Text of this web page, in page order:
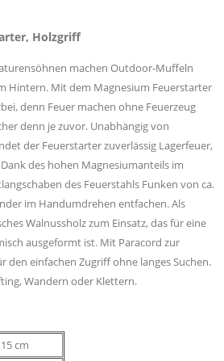
Holzgriff
machen Outdoor-Muffeln
Hintern. Mit dem Magnesium Feuerstarter
denn Feuer machen ohne Feuerzeug
denn je zuvor. Unabhängig von
der Feuerstarter zuverlässig Lagerfeuer,
des hohen Magnesiumanteils im
des Feuerstahls Funken von ca.
im Handumdrehen entfachen. Als
Walnussholz zum Einsatz, das für eine
ausgeformt ist. Mit Paracord zur
den einfachen Zugriff ohne langes Suchen.
Wandern oder Klettern.
15 cm